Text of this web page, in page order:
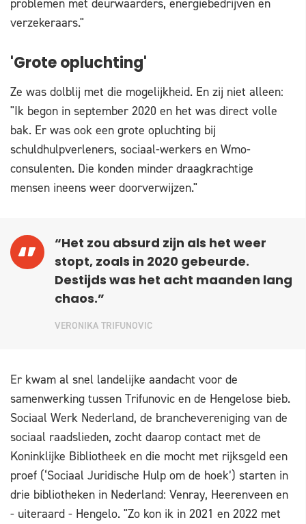
problemen met deurwaarders, energiebedrijven en
verzekeraars."
'Grote opluchting'
Ze was dolblij met die mogelijkheid. En zij niet alleen:
"Ik begon in september 2020 en het was direct volle
bak. Er was ook een grote opluchting bij
schuldhulpverleners, sociaal-werkers en Wmo-
consulenten. Die konden minder draagkrachtige
mensen ineens weer doorverwijzen."
“Het zou absurd zijn als het weer
stopt, zoals in 2020 gebeurde.
Destijds was het acht maanden lang
chaos.”
VERONIKA TRIFUNOVIC
Er kwam al snel landelijke aandacht voor de
samenwerking tussen Trifunovic en de Hengelose bieb.
Sociaal Werk Nederland, de branchevereniging van de
sociaal raadslieden, zocht daarop contact met de
Koninklijke Bibliotheek en die mocht met rijksgeld een
proef (‘Sociaal Juridische Hulp om de hoek’) starten in
drie bibliotheken in Nederland: Venray, Heerenveen en
- uiteraard - Hengelo. "Zo kon ik in 2021 en 2022 met